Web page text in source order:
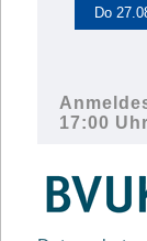
17:00